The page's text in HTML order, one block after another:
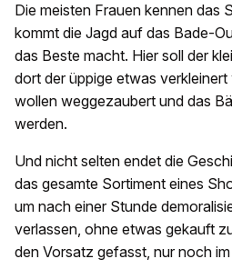
Die meisten Frauen kennen das
kommt die Jagd auf das Bade-
das Beste macht. Hier soll der
dort der üppige etwas
wollen weggezaubert und das
werden.
Und nicht selten endet die
das gesamte Sortiment eines
um nach einer Stunde
verlassen, ohne etwas gekauft
den Vorsatz gefasst, nur noch